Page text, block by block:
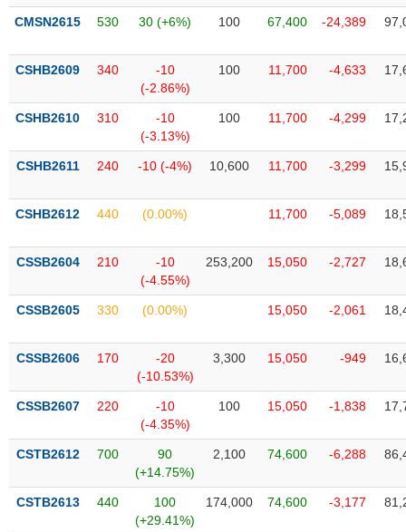
CMSN2615 530 30 (+6%) 100 67,400 -24,389
CSHB2609 340
-10
(-2.86%)
100 11,700 -4,633
CSHB2610 310
-10
(-3.13%)
100 11,700 -4,299
CSHB2611 240 -10 (-4%) 10,600 11,700 -3,299
CSHB2612 440 (0.00%) 11,700 -5,089
CSSB2604 210
-10
(-4.55%)
253,200 15,050 -2,727
CSSB2605 330 (0.00%) 15,050 -2,061
CSSB2606 170
-20
(-10.53%)
3,300 15,050 -949
CSSB2607 220
-10
(-4.35%)
100 15,050 -1,838
CSTB2612 700
90
(+14.75%)
2,100 74,600 -6,288
CSTB2613 440
100
(+29.41%)
174,000 74,600 -3,177
TÀI
TIN
VỤ
THÔNG
TIỆN
ÍCH